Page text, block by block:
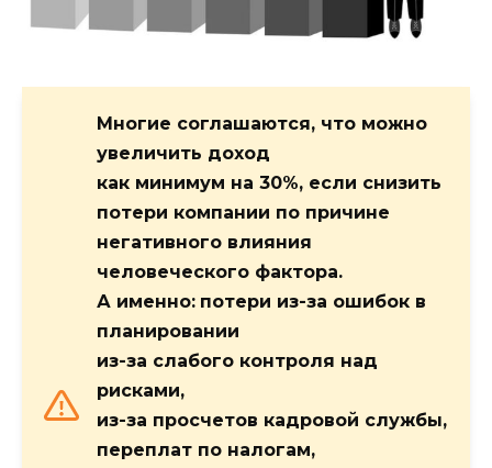
Многие соглашаются, что можно
увеличить доход
как минимум на 30%, если снизить
потери компании по причине
негативного влияния
человеческого фактора.
А именно: потери из-за ошибок в
планировании
из-за слабого контроля над
рисками,
из-за просчетов кадровой службы,
переплат по налогам,